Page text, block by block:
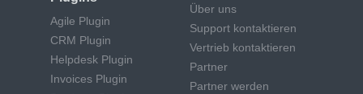
Agile Plugin
CRM Plugin
Helpdesk Plugin
Invoices Plugin
Über uns
Support kontaktieren
Vertrieb kontaktieren
Partner
Partner werden